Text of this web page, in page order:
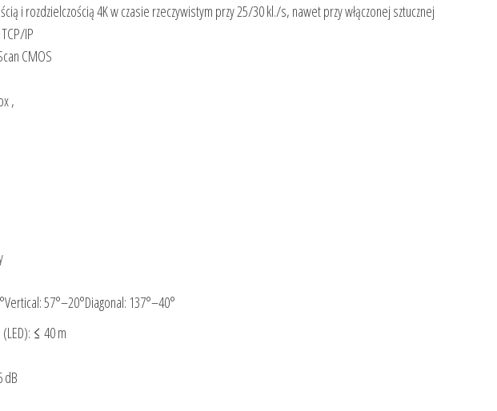
i rozdzielczością 4K w czasie rzeczywistym przy 25/30 kl./s, nawet przy włączonej sztucznej
IP
CMOS
,
57°–20°Diagonal: 137°–40°
(LED): ≤ 40 m
dB